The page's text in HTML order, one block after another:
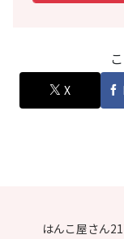
X
はんこ屋さん